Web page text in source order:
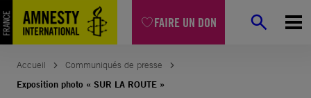
FAIRE UN DON
Aller
au
contenu
Accueil
Communiqués de presse
Exposition photo « SUR LA ROUTE »